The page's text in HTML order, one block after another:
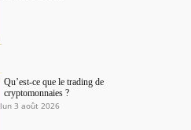
Qu’est-ce que le trading de
cryptomonnaies ?
lun 3 août 2026